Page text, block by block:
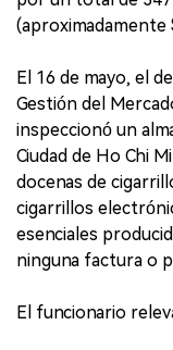
(aproximadamente
El 16 de mayo, el
Gestión del
inspeccionó un
Ciudad de Ho Chi
docenas de
cigarrillos
esenciales
ninguna factura o
El funcionario